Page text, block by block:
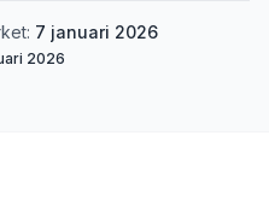
7 januari 2026
2026